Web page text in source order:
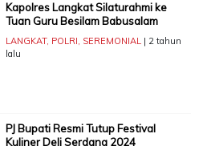
Kapolres Langkat Silaturahmi ke
Tuan Guru Besilam Babusalam
LANGKAT, POLRI, SEREMONIAL| 2 tahun
lalu
PJ Bupati Resmi Tutup Festival
Kuliner Deli Serdang 2024